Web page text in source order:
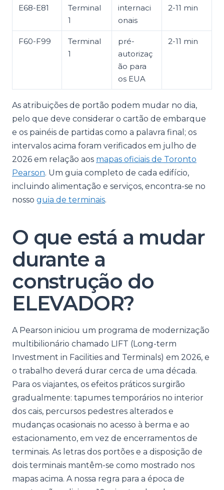
E68-E81
Terminal
1
internaci
onais
2-11 min
F60-F99
Terminal
1
pré-
autorizaç
ão para
os EUA
2-11 min
As atribuições de portão podem mudar no dia,
pelo que deve considerar o cartão de embarque
e os painéis de partidas como a palavra final; os
intervalos acima foram verificados em julho de
2026 em relação aos mapas oficiais de Toronto
Pearson. Um guia completo de cada edifício,
incluindo alimentação e serviços, encontra-se no
nosso guia de terminais.
O que está a mudar
durante a
construção do
ELEVADOR?
A Pearson iniciou um programa de modernização
multibilionário chamado LIFT (Long-term
Investment in Facilities and Terminals) em 2026, e
o trabalho deverá durar cerca de uma década.
Para os viajantes, os efeitos práticos surgirão
gradualmente: tapumes temporários no interior
dos cais, percursos pedestres alterados e
mudanças ocasionais no acesso à berma e ao
estacionamento, em vez de encerramentos de
terminais. As letras dos portões e a disposição de
dois terminais mantêm-se como mostrado nos
mapas acima. A nossa regra para a época de